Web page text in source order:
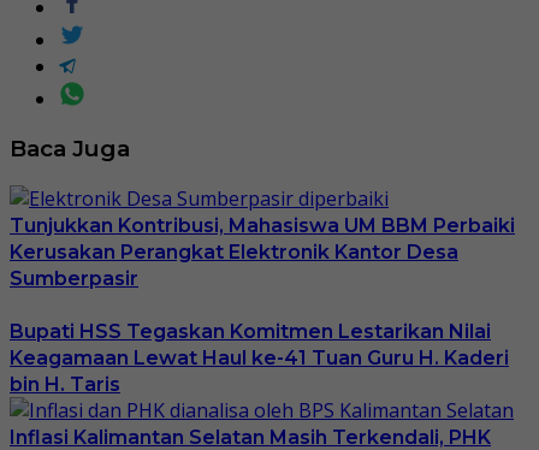
Baca Juga
Tunjukkan Kontribusi, Mahasiswa UM BBM Perbaiki
Kerusakan Perangkat Elektronik Kantor Desa
Sumberpasir
Bupati HSS Tegaskan Komitmen Lestarikan Nilai
Keagamaan Lewat Haul ke-41 Tuan Guru H. Kaderi
bin H. Taris
Inflasi Kalimantan Selatan Masih Terkendali, PHK